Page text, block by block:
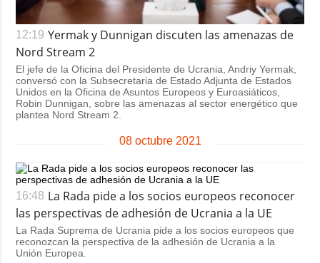
12:19 Yermak y Dunnigan discuten las amenazas de
Nord Stream 2
El jefe de la Oficina del Presidente de Ucrania, Andriy Yermak,
conversó con la Subsecretaria de Estado Adjunta de Estados
Unidos en la Oficina de Asuntos Europeos y Euroasiáticos,
Robin Dunnigan, sobre las amenazas al sector energético que
plantea Nord Stream 2.
08 octubre 2021
16:48 La Rada pide a los socios europeos reconocer
las perspectivas de adhesión de Ucrania a la UE
La Rada Suprema de Ucrania pide a los socios europeos que
reconozcan la perspectiva de la adhesión de Ucrania a la
Unión Europea.